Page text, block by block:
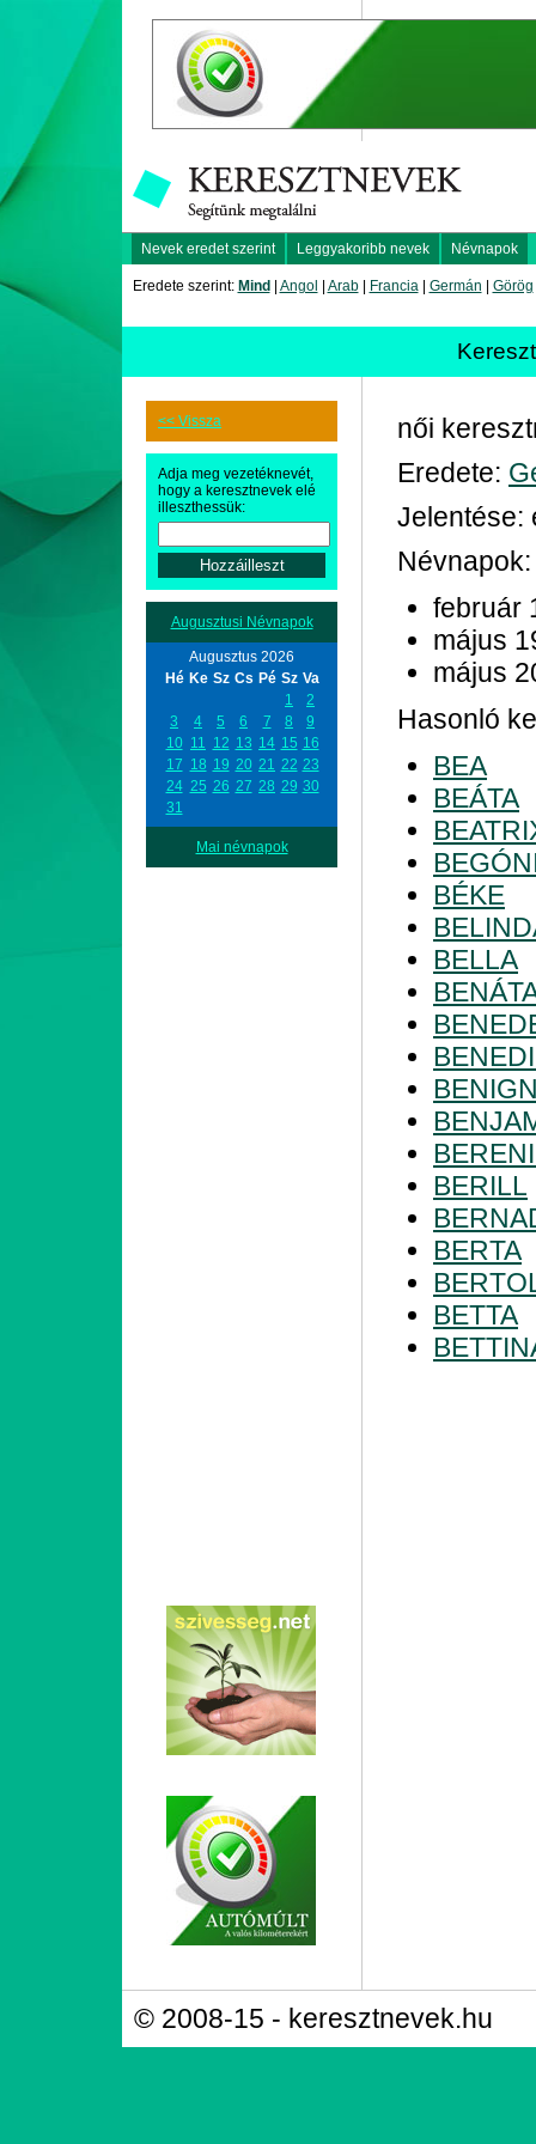
Nevek eredet szerint Leggyakoribb nevek Névnapok
Eredete szerint: Mind Angol Arab| Francia| Germán Görög
<< Vissza
Adja meg vezetéknevét,
hogy a keresztnevek elé
illeszthessük:
Augusztusi Névnapok
Augusztus 2026
Hé Ke Sz Cs Pé Sz Va
1
2
3
4 5 6 7 8
9
10 11 12 13 14 15 16
17 18 19 20 21 22 23
24 25 26 27 28 29 30
31
Mai névnapok
női
Eredete:
Jelentése:
Névnapok:
február
május
május
Hasonló
BEA
BEÁTA
BÉKE
BELLA
BERILL
BERTA
BETTA
© 2008-15 - keresztnevek.hu